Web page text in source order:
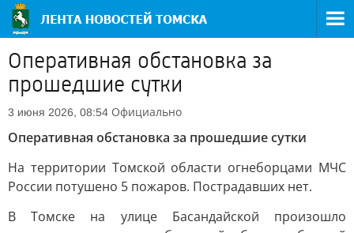
Оперативная обстановка за
прошедшие сутки
3 июня 2026, 08:54 Официально
Оперативная обстановка за прошедшие сутки
На территории Томской области огнеборцами МЧС
России потушено 5 пожаров. Пострадавших нет.
В Томске на улице Басандайской произошло